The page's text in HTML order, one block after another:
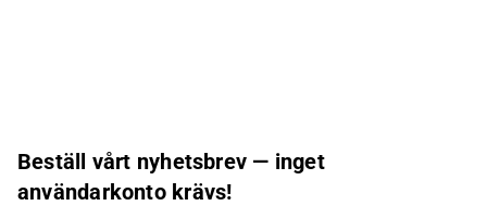
Beställ vårt nyhetsbrev — inget
användarkonto krävs!